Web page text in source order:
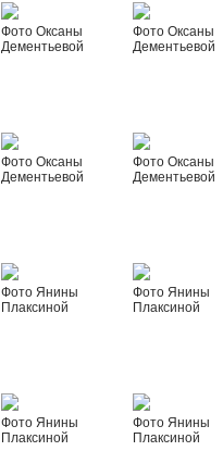
Фото Оксаны
Дементьевой
Фото Оксаны
Дементьевой
Фото Оксаны
Дементьевой
Фото Оксаны
Дементьевой
Фото Янины
Плаксиной
Фото Янины
Плаксиной
Фото Янины
Плаксиной
Фото Янины
Плаксиной